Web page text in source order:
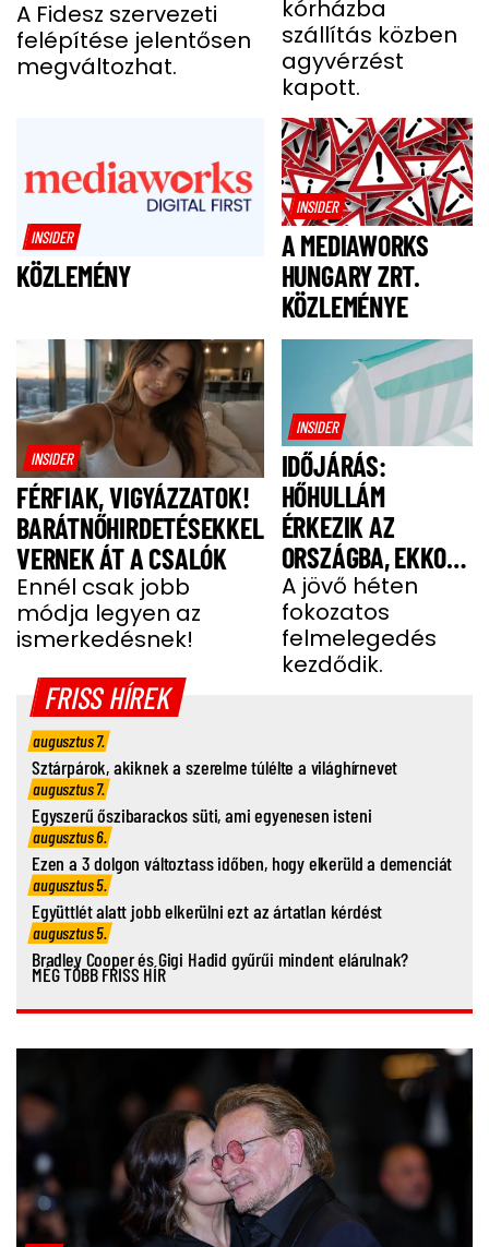
A Fidesz szervezeti
felépítése jelentősen
megváltozhat.
KÓMÁBAN FEKÜDT
A BALESETE UTÁN
kórházba
szállítás közben
agyvérzést
kapott.
INSIDER
KÖZLEMÉNY
INSIDER
A MEDIAWORKS
HUNGARY ZRT.
KÖZLEMÉNYE
INSIDER
FÉRFIAK, VIGYÁZZATOK!
BARÁTNŐHIRDETÉSEKKEL
VERNEK ÁT A CSALÓK
Ennél csak jobb
módja legyen az
ismerkedésnek!
INSIDER
IDŐJÁRÁS:
HŐHULLÁM
ÉRKEZIK AZ
ORSZÁGBA, EKKOR
ÉR IDE
A jövő héten
fokozatos
felmelegedés
kezdődik.
FRISS HÍREK
augusztus 7.
Sztárpárok, akiknek a szerelme túlélte a világhírnevet
augusztus 7.
Egyszerű őszibarackos süti, ami egyenesen isteni
augusztus 6.
Ezen a 3 dolgon változtass időben, hogy elkerüld a demenciát
augusztus 5.
Együttlét alatt jobb elkerülni ezt az ártatlan kérdést
augusztus 5.
Bradley Cooper és Gigi Hadid gyűrűi mindent elárulnak?
MÉG TÖBB FRISS HÍR